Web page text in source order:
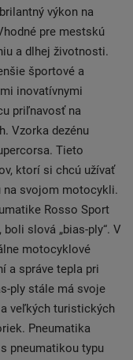
výkon na
pre mestskú
a dlhej životnosti.
športové a
inovatívnymi
priľnavosť na
Vzorka dezénu
Tieto
ktorí si chcú užívať
na svojom motocykli.
Rosso Sport
slová „bias-ply“. V
motocyklové
a správe tepla pri
ply stále má svoje
veľkých turistických
Pneumatika
pneumatikou typu